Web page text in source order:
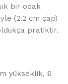
bir odak
(2.2 cm çap)
pratiktir.
yükseklik, 6